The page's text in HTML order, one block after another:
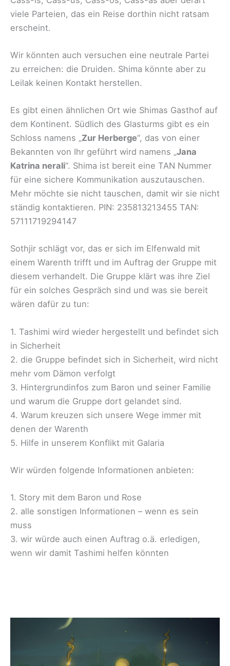
viele Parteien, das ein Reise dorthin nicht ratsam
erscheint.
Wir könnten auch versuchen eine neutrale Partei
zu erreichen: die Druiden. Shima könnte aber zu
Leilak keinen Kontakt herstellen.
Es gibt einen ähnlichen Ort wie Shimas Gasthof auf
dem Kontinent. Südlich des Glasturms gibt es ein
Schloss namens „Zur Herberge“, das von einer
Bekannten von Ihr geführt wird namens „Jana
Katrina nerali“. Shima ist bereit eine TAN Nummer
für eine sichere Kommunikation auszutauschen.
Mehr möchte sie nicht tauschen, damit wir sie nicht
ständig kontaktieren. PIN: 235813213455 TAN:
57111719294147
Sothjir schlägt vor, das er sich im Elfenwald mit
einem Warenth trifft und im Auftrag der Gruppe mit
diesem verhandelt. Die Gruppe klärt was ihre Ziel
für ein solches Gespräch sind und was sie bereit
wären dafür zu tun:
1. Tashimi wird wieder hergestellt und befindet sich
in Sicherheit
2. die Gruppe befindet sich in Sicherheit, wird nicht
mehr vom Dämon verfolgt
3. Hintergrundinfos zum Baron und seiner Familie
und warum die Gruppe dort gelandet sind.
4. Warum kreuzen sich unsere Wege immer mit
denen der Warenth
5. Hilfe in unserem Konflikt mit Galaria
Wir würden folgende Informationen anbieten:
1. Story mit dem Baron und Rose
2. alle sonstigen Informationen – wenn es sein
muss
3. wir würde auch einen Auftrag o.ä. erledigen,
wenn wir damit Tashimi helfen könnten